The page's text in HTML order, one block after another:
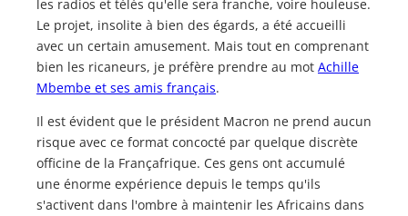
les radios et télés qu'elle sera franche, voire houleuse.
Le projet, insolite à bien des égards, a été accueilli
avec un certain amusement. Mais tout en comprenant
bien les ricaneurs, je préfère prendre au mot Achille
Mbembe et ses amis français.
Il est évident que le président Macron ne prend aucun
risque avec ce format concocté par quelque discrète
officine de la Françafrique. Ces gens ont accumulé
une énorme expérience depuis le temps qu'ils
s'activent dans l'ombre à maintenir les Africains dans